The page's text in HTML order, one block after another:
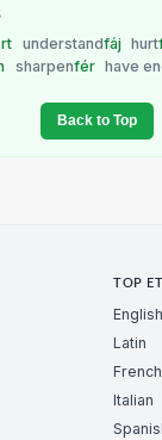
understandfáj hurt
sharpenfér have
Back to Top
TOP
English
Latin
French
Italian